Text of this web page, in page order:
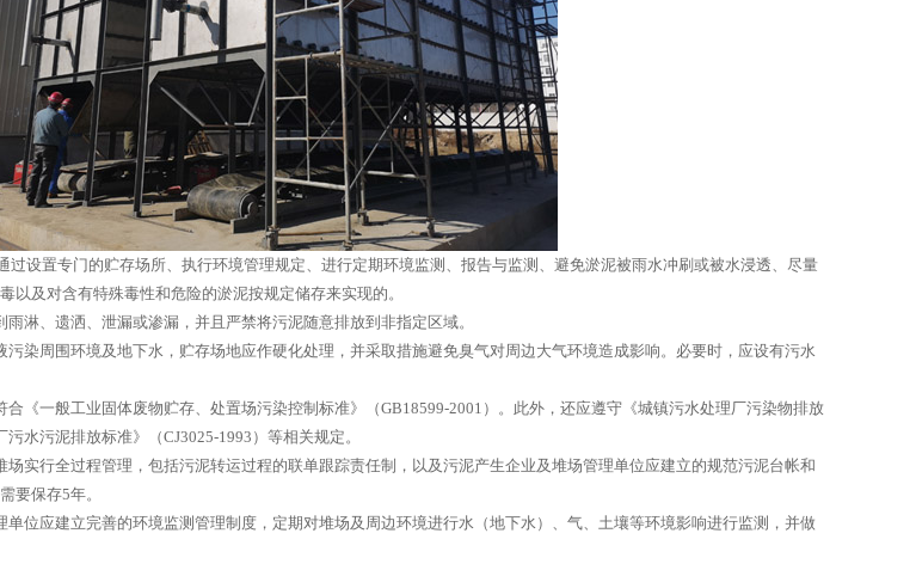
过设置专门的贮存场所、执行环境管理规定、进行定期环境监测、报告与监测、避免淤泥被雨水冲刷或被水浸透、尽量
以及对含有特殊毒性和危险的淤泥按规定储存来实现的。
淋、遗洒、泄漏或渗漏，并且严禁将污泥随意排放到非指定区域。
染周围环境及地下水，贮存场地应作硬化处理，并采取措施避免臭气对周边大气环境造成影响。必要时，应设有污水
《一般工业固体废物贮存、处置场污染控制标准》（GB18599-2001）。此外，还应遵守《城镇污水处理厂污染物排放
水污泥排放标准》（CJ3025-1993）等相关规定。
实行全过程管理，包括污泥转运过程的联单跟踪责任制，以及污泥产生企业及堆场管理单位应建立的规范污泥台帐和
要保存5年。
位应建立完善的环境监测管理制度，定期对堆场及周边环境进行水（地下水）、气、土壤等环境影响进行监测，并做